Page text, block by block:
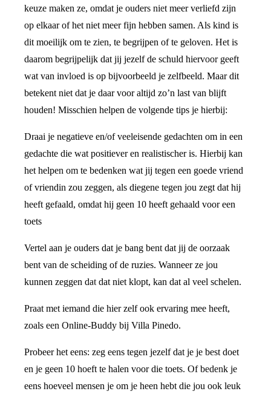
keuze maken ze, omdat je ouders niet meer verliefd zijn
op elkaar of het niet meer fijn hebben samen. Als kind is
dit moeilijk om te zien, te begrijpen of te geloven. Het is
daarom begrijpelijk dat jij jezelf de schuld hiervoor geeft
wat van invloed is op bijvoorbeeld je zelfbeeld. Maar dit
betekent niet dat je daar voor altijd zo’n last van blijft
houden! Misschien helpen de volgende tips je hierbij:
Draai je negatieve en/of veeleisende gedachten om in een
gedachte die wat positiever en realistischer is. Hierbij kan
het helpen om te bedenken wat jij tegen een goede vriend
of vriendin zou zeggen, als diegene tegen jou zegt dat hij
heeft gefaald, omdat hij geen 10 heeft gehaald voor een
toets
Vertel aan je ouders dat je bang bent dat jij de oorzaak
bent van de scheiding of de ruzies. Wanneer ze jou
kunnen zeggen dat dat niet klopt, kan dat al veel schelen.
Praat met iemand die hier zelf ook ervaring mee heeft,
zoals een Online-Buddy bij Villa Pinedo.
Probeer het eens: zeg eens tegen jezelf dat je je best doet
en je geen 10 hoeft te halen voor die toets. Of bedenk je
eens hoeveel mensen je om je heen hebt die jou ook leuk